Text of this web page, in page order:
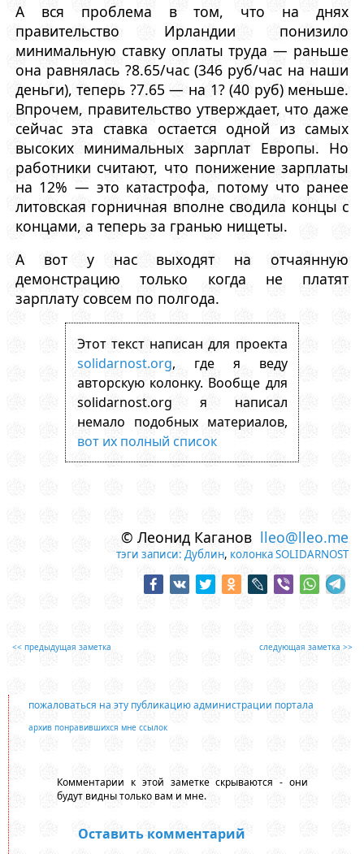
А вся проблема в том, что на днях
правительство Ирландии понизило
минимальную ставку оплаты труда — раньше
она равнялась ?8.65/час (346 руб/час на наши
деньги), теперь ?7.65 — на 1? (40 руб) меньше.
Впрочем, правительство утверждает, что даже
сейчас эта ставка остается одной из самых
высоких минимальных зарплат Европы. Но
работники считают, что понижение зарплаты
на 12% — это катастрофа, потому что ранее
литовская горничная вполне сводила концы с
концами, а теперь за гранью нищеты.
А вот у нас выходят на отчаянную
демонстрацию только когда не платят
зарплату совсем по полгода.
Этот текст написан для проекта
solidarnost.org, где я веду
авторскую колонку. Вообще для
solidarnost.org я написал
немало подобных материалов,
вот их полный список
© Леонид Каганов lleo@lleo.me
тэги записи: Дублин, колонка SOLIDARNOST
<< предыдущая заметка следующая заметка >>
пожаловаться на эту публикацию администрации портала
архив понравившихся мне ссылок
Комментарии к этой заметке скрываются - они
будут видны только вам и мне.
Оставить комментарий